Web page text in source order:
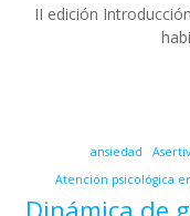
II edición
ansiedad
Atención psicológica